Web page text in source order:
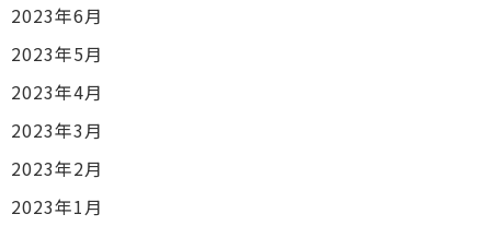
2023年6月
2023年5月
2023年4月
2023年3月
2023年2月
2023年1月